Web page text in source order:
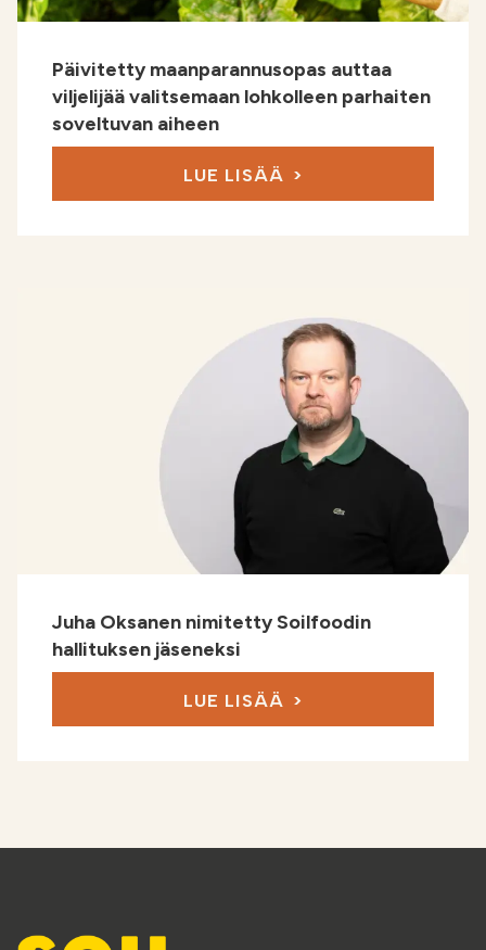
Päivitetty maanparannusopas auttaa
viljelijää valitsemaan lohkolleen parhaiten
soveltuvan aiheen
LUE LISÄÄ
Juha Oksanen nimitetty Soilfoodin
hallituksen jäseneksi
LUE LISÄÄ